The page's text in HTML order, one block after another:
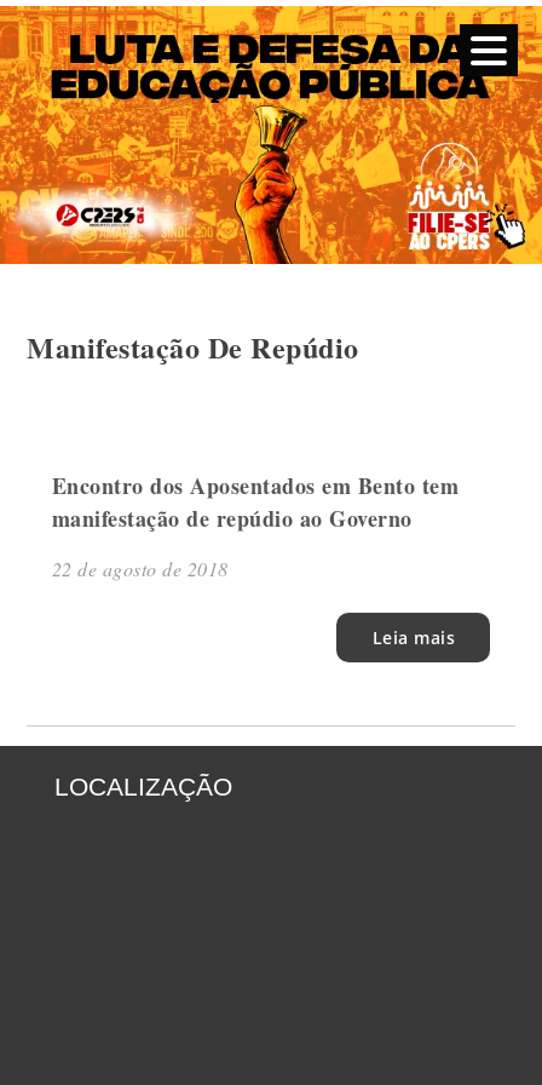
CPERS – Sindicato
CPERS – Sindicato dos Professores e Funcionários de escola
do Estado do Rio Grande do Sul
Manifestação De Repúdio
Encontro dos Aposentados em Bento tem
manifestação de repúdio ao Governo
22 de agosto de 2018
Leia mais
LOCALIZAÇÃO